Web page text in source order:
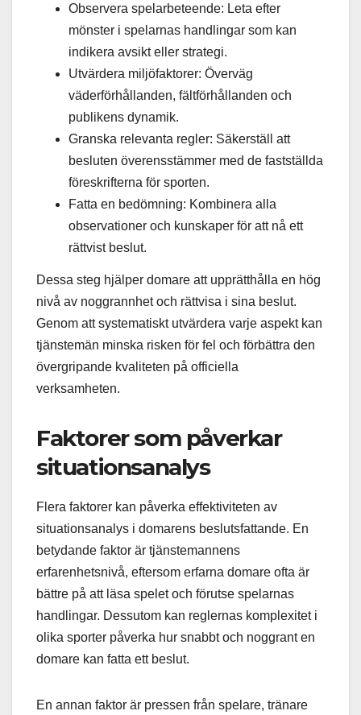
Observera spelarbeteende: Leta efter
mönster i spelarnas handlingar som kan
indikera avsikt eller strategi.
Utvärdera miljöfaktorer: Överväg
väderförhållanden, fältförhållanden och
publikens dynamik.
Granska relevanta regler: Säkerställ att
besluten överensstämmer med de fastställda
föreskrifterna för sporten.
Fatta en bedömning: Kombinera alla
observationer och kunskaper för att nå ett
rättvist beslut.
Dessa steg hjälper domare att upprätthålla en hög
nivå av noggrannhet och rättvisa i sina beslut.
Genom att systematiskt utvärdera varje aspekt kan
tjänstemän minska risken för fel och förbättra den
övergripande kvaliteten på officiella
verksamheten.
Faktorer som påverkar
situationsanalys
Flera faktorer kan påverka effektiviteten av
situationsanalys i domarens beslutsfattande. En
betydande faktor är tjänstemannens
erfarenhetsnivå, eftersom erfarna domare ofta är
bättre på att läsa spelet och förutse spelarnas
handlingar. Dessutom kan reglernas komplexitet i
olika sporter påverka hur snabbt och noggrant en
domare kan fatta ett beslut.
En annan faktor är pressen från spelare, tränare